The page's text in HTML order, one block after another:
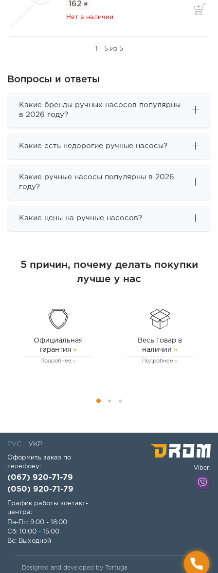
162 ₴
Нет в наличии
1 - 5 из 5
Вопросы и ответы
Какие бренды ручных насосов популярны
в 2026 году?
Какие есть недорогие ручные насосы?
Какие ручные насосы популярны в 2026
году?
Какие цены на ручные насосов?
5 причин, почему делать покупки
лучше у нас
Официальная
гарантия »
Подробнее
Весь товар в
наличии »
Подробнее
РУС УКР
Оформить заказ по
телефону:
(067) 920-71-79
(050) 920-71-79
График работы контакт-
центра:
Пн-Пт: 9:00 - 18:00
Сб: 10:00 - 15:00
Вс: Выходной
Viber:
Designed and developed by Tortuga